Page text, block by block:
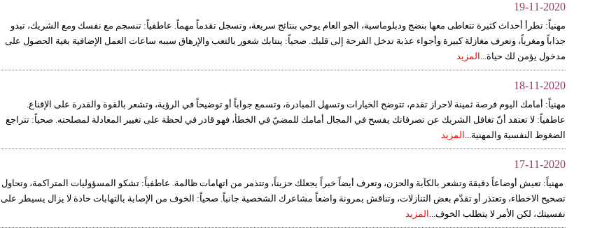
19-11-2020
مهنياً: تطرأ أحداث كثيرة تتعاطى معها بنضج ودبلوماسية، الجو العام يوحي بنتائج سريعة، وتسجل تقدماً مهماً. عاطفياً: تنسجم مع نفسك ومع الشريك، تبدو
جذاباً ومغرياً، وتعرف مغازلة كبيرة وأجواء عذبة تدخل الفرحة إلى قلبك. صحياً: ينتابك شعور بالتعب والإرهاق سببه ساعات العمل الإضافية بغية الحصول على
مدخول يؤمن لك حياة... المزيد
18-11-2020
مهنياً: أمامك اليوم فرصة ثمينة لاحراز تقدم، تتوضح الخيارات وتسهل المبادرة، وتسمع جواباً أو توضيحاً في الرؤية، وتشعر بالقوة والقدرة على الإقناع.
عاطفياً: لا تعتقد أنّ تغافل الشريك عن تصرفاتك يفسح في المجال أمامك للمضيّ في الخطأ، فهو قادر في لحظة على تغيير المعادلة لمصلحته. صحياً: تتراجع
الضغوط النفسية والمهنية... المزيد
17-11-2020
مهنياً: تعيش أوضاعاً دقيقة وتشعر بالكآبة والحزن، وتعرف أيضاً خبراً يجعلك حزيناً، وتتذمر من اتهامات ظالمة. عاطفياً: تشكو المسؤوليات المتراكمة، وتحاول
تصحيح الاخطاء، وتعتذر أو تقدّم بعض التنازلات، وتناقش بمرونة واضعاً مشاعرك الشخصية جانباً. صحياً: الخوف من الإصابة بالتهابات حادة لا يزال يسيطر على
نفسيتك، لكن الأمر لا يتطلب الخوف... المزيد